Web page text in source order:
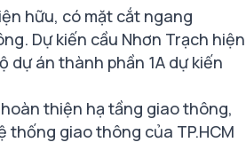
hữu, có mặt cắt ngang
Dự kiến cầu Nhơn Trạch hiện
án thành phần 1A dự kiến
thiện hạ tầng giao thông,
thống giao thông của TP.HCM